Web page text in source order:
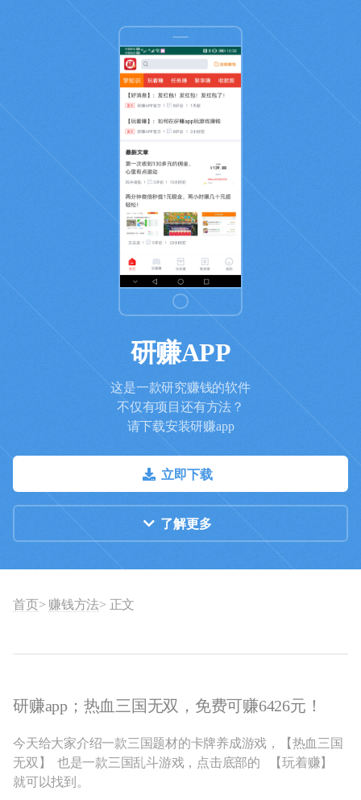
研赚APP
这是一款研究赚钱的软件
不仅有项目还有方法？
请下载安装研赚app
立即下载
了解更多
首页> 赚钱方法> 正文
研赚app；热血三国无双，免费可赚6426元！
今天给大家介绍一款三国题材的卡牌养成游戏，【热血三国
无双】 也是一款三国乱斗游戏，点击底部的 【玩着赚】
就可以找到。